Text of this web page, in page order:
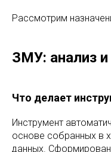
Рассмотрим
ЗМУ: анализ и
Что делает
Инструмент
основе собранных в
данных.